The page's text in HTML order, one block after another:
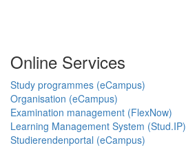
Online Services
Study programmes (eCampus)
Organisation (eCampus)
Examination management (FlexNow)
Learning Management System (Stud.IP)
Studierendenportal (eCampus)